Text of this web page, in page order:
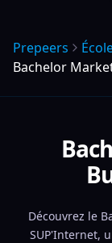
Prepeers
Bachelor
Découvrez le
SUP'Internet,